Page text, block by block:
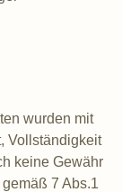
wurden mit
Vollständigkeit
keine Gewähr
7 Abs.1